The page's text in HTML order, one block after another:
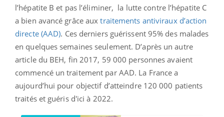
l’hépatite B et pas l’éliminer, la lutte contre l’hépatite C
a bien avancé grâce auxtraitements antiviraux d’action
directe (AAD). Ces derniers guérissent 95% des malades
en quelques semaines seulement. D’après un autre
article du BEH, fin 2017, 59 000 personnes avaient
commencé un traitement par AAD. La France a
aujourd’hui pour objectif d’atteindre 120 000 patients
traités et guéris d'ici à 2022.